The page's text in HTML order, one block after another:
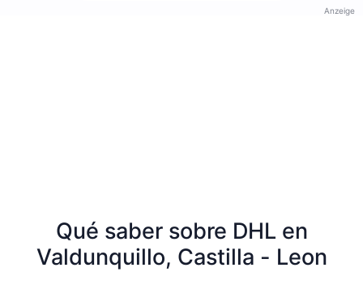
Anzeige
Qué saber sobre DHL en
Valdunquillo, Castilla - Leon